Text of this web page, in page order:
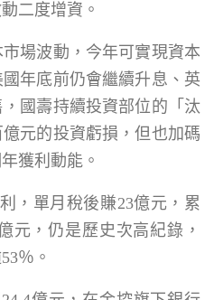
二度增資。
場波動，今年可實現資本
年底前仍會繼續升息、英
國壽持續投資部位的「汰
元的投資虧損，但也加碼
獲利動能。
，單月稅後賺23億元，累
元，仍是歷史次高紀錄，
％。